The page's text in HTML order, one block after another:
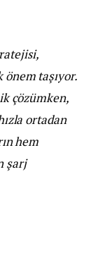
taşıyor.
çözümken,
ortadan
hem
şarj